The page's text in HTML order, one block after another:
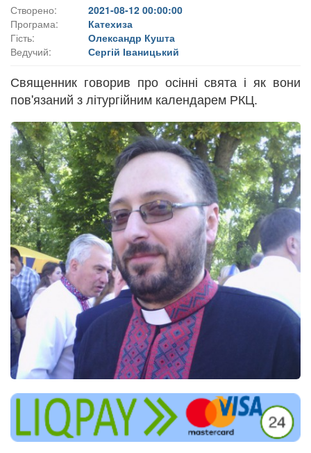
Створено:
2021-08-12 00:00:00
Програма:
Катехиза
Гість:
Олександр Кушта
Ведучий:
Сергій Іваницький
Священник говорив про осінні свята і як вони
пов'язаний з літургійним календарем РКЦ.